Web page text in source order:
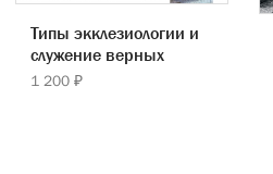
Типы экклезиологии и
служение верных
1 200 ₽